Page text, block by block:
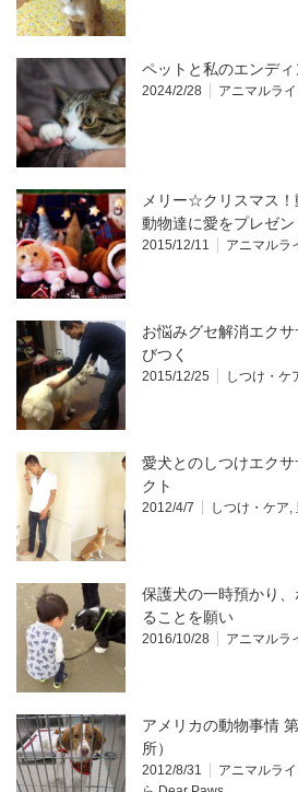
ペットと私のエンディ
2024/2/28 アニマルラ
メリー☆クリスマス
動物達に愛をプレゼン
2015/12/11 アニマルラ
お悩みグセ解消エク
びつく
2015/12/25 しつけ・ケ
愛犬とのしつけエク
クト
2012/4/7 しつけ・ケア
保護犬の一時預かり
ることを願い
2016/10/28 アニマルラ
アメリカの動物事情
所）
2012/8/31 アニマルラ